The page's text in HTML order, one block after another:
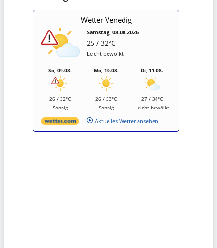
Wetter Venedig
Samstag, 08.08.2026
25 / 32°C
Leicht bewölkt
So, 09.08.
26 / 32°C
Sonnig
Mo, 10.08.
26 / 33°C
Sonnig
Di, 11.08.
27 / 34°C
Leicht bewölkt
Aktuelles Wetter ansehen